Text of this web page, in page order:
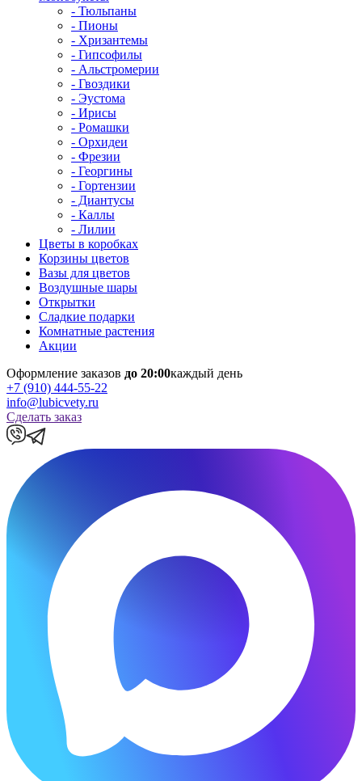
- Тюльпаны
- Пионы
- Хризантемы
- Гипсофилы
- Альстромерии
- Гвоздики
- Эустома
- Ирисы
- Ромашки
- Орхидеи
- Фрезии
- Георгины
- Гортензии
- Диантусы
- Каллы
- Лилии
Цветы в коробках
Корзины цветов
Вазы для цветов
Воздушные шары
Открытки
Сладкие подарки
Комнатные растения
Акции
Оформление заказов до 20:00каждый день
+7 (910) 444-55-22
info@lubicvety.ru
Сделать заказ